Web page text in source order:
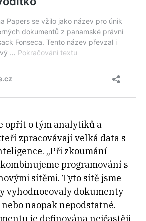
opřít o tým analytiků a
zpracovávají velká data s
„Při zkoumání
programování s
sítěmi. Tyto sítě jsme
vyhodnocovaly dokumenty
naopak nepodstatné.
je definována nejčastěji